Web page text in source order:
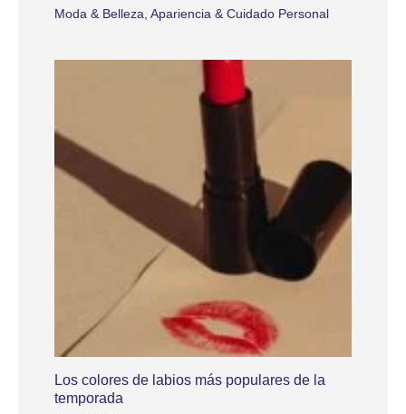
Moda & Belleza Apariencia & Cuidado Personal
Los colores de labios más populares de la
temporada